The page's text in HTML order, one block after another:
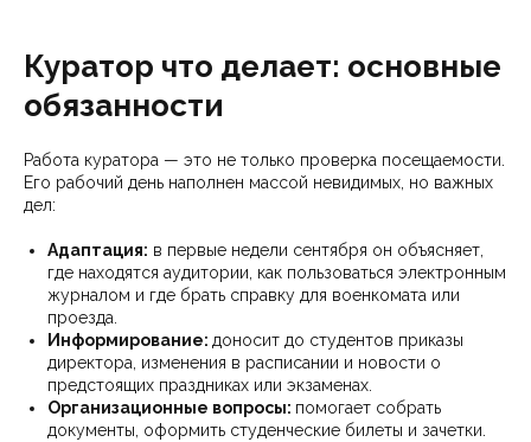
Куратор что делает: основные
обязанности
Работа куратора — это не только проверка посещаемости.
Его рабочий день наполнен массой невидимых, но важных
дел:
Адаптация: в первые недели сентября он объясняет,
где находятся аудитории, как пользоваться электронным
журналом и где брать справку для военкомата или
проезда.
Информирование: доносит до студентов приказы
директора, изменения в расписании и новости о
предстоящих праздниках или экзаменах.
Организационные вопросы: помогает собрать
документы, оформить студенческие билеты и зачетки.